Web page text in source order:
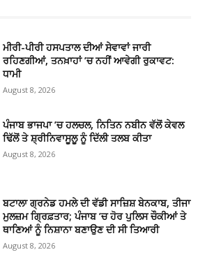
ਮੀਰੀ-ਪੀਰੀ ਹਸਪਤਾਲ ਦੀਆਂ ਸੇਵਾਵਾਂ ਜਾਰੀ
ਰਹਿਣਗੀਆਂ, ਤਨਖ਼ਾਹਾਂ ’ਚ ਨਹੀਂ ਆਵੇਗੀ ਰੁਕਾਵਟ:
ਧਾਮੀ
August 8, 2026
ਪੰਜਾਬ ਭਾਜਪਾ ’ਚ ਹਲਚਲ, ਨਿਤਿਨ ਨਬੀਨ ਵੱਲੋਂ ਕੇਵਲ
ਢਿੱਲੋਂ ਤੇ ਸ਼੍ਰੀਨਿਵਾਸੂਲੂ ਨੂੰ ਦਿੱਲੀ ਤਲਬ ਕੀਤਾ
August 8, 2026
ਬਟਾਲਾ ਗ੍ਰਨੇਡ ਹਮਲੇ ਦੀ ਵੱਡੀ ਸਾਜ਼ਿਸ਼ ਬੇਨਕਾਬ, ਤੀਜਾ
ਮੁਲਜ਼ਮ ਗ੍ਰਿਫ਼ਤਾਰ; ਪੰਜਾਬ ’ਚ ਹੋਰ ਪੁਲਿਸ ਚੌਕੀਆਂ ਤੇ
ਥਾਣਿਆਂ ਨੂੰ ਨਿਸ਼ਾਨਾ ਬਣਾਉਣ ਦੀ ਸੀ ਤਿਆਰੀ
August 8, 2026